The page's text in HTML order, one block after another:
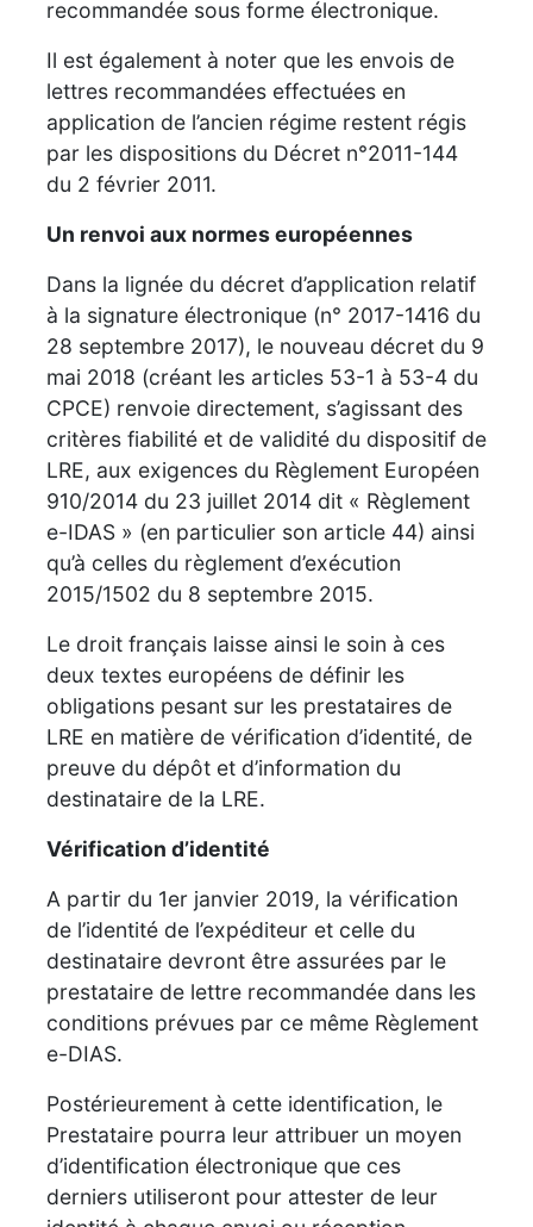
recommandée sous forme électronique.
Il est également à noter que les envois de
lettres recommandées effectuées en
application de l’ancien régime restent régis
par les dispositions du Décret n°2011-144
du 2 février 2011.
Un renvoi aux normes européennes
Dans la lignée du décret d’application relatif
à la signature électronique (n° 2017-1416 du
28 septembre 2017), le nouveau décret du 9
mai 2018 (créant les articles 53-1 à 53-4 du
CPCE) renvoie directement, s’agissant des
critères fiabilité et de validité du dispositif de
LRE, aux exigences du Règlement Européen
910/2014 du 23 juillet 2014 dit « Règlement
e-IDAS » (en particulier son article 44) ainsi
qu’à celles du règlement d’exécution
2015/1502 du 8 septembre 2015.
Le droit français laisse ainsi le soin à ces
deux textes européens de définir les
obligations pesant sur les prestataires de
LRE en matière de vérification d’identité, de
preuve du dépôt et d’information du
destinataire de la LRE.
Vérification d’identité
A partir du 1er janvier 2019, la vérification
de l’identité de l’expéditeur et celle du
destinataire devront être assurées par le
prestataire de lettre recommandée dans les
conditions prévues par ce même Règlement
e-DIAS.
Postérieurement à cette identification, le
Prestataire pourra leur attribuer un moyen
d’identification électronique que ces
derniers utiliseront pour attester de leur